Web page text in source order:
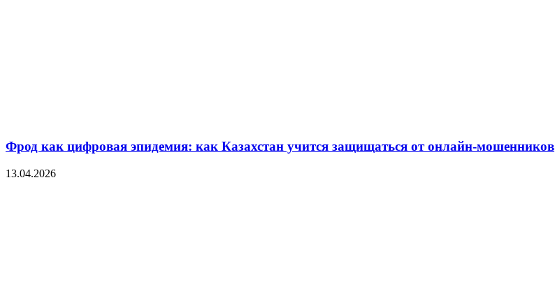
Фрод как цифровая эпидемия: как Казахстан учится защищаться от онлайн-мошенников
13.04.2026